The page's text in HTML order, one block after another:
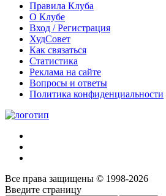
Правила Клуба
О Клубе
Вход / Регистрация
ХудСовет
Как связаться
Статистика
Реклама на сайте
Вопросы и ответы
Политика конфиденциальности
Все права защищены © 1998-2026
Введите страницу